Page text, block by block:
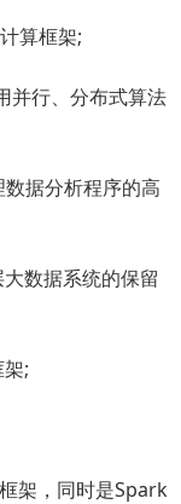
算框架;
行、分布式算法
据分析程序的高
数据系统的保留
;
架，同时是Spark